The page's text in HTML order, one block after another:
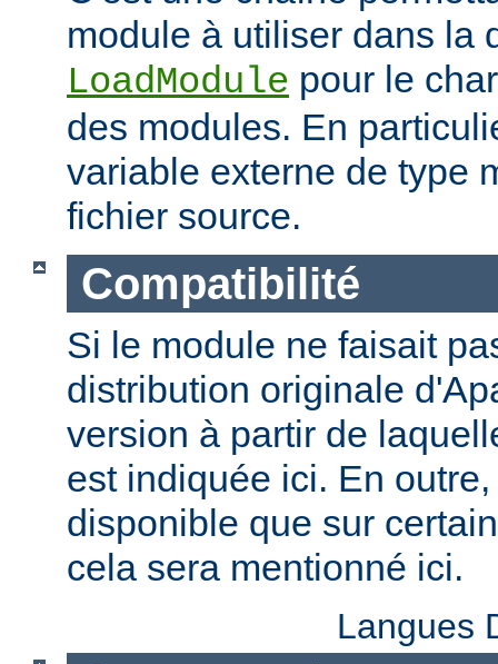
module à utiliser dans la
LoadModule pour le
des modules. En
variable externe de type
fichier source.
Compatibilité
Si le module ne faisait
distribution originale
version à partir de
est indiquée ici. En
disponible que sur
cela sera mentionné ici.
Langues